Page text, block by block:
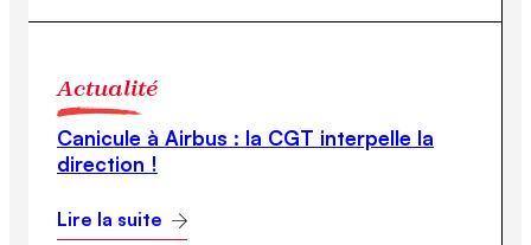
Actualité
Canicule à Airbus : la CGT interpelle la
direction !
Lire la suite